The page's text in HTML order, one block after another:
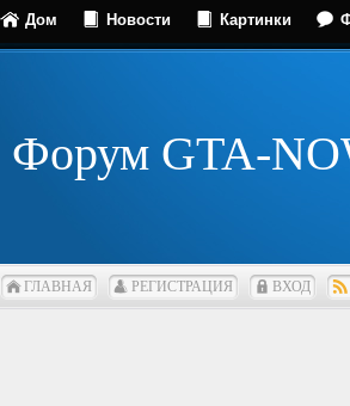
Дом Новости Картинки
Форум GTA-
ГЛАВНАЯ РЕГИСТРАЦИЯ ВХОД